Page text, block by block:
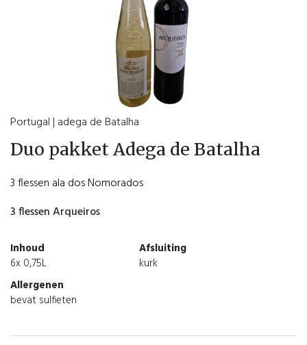
Portugal | adega de Batalha
Duo pakket Adega de Batalha
3 flessen ala dos Nomorados
3 flessen Arqueiros
Inhoud
6x 0,75L
Afsluiting
kurk
Allergenen
bevat sulfieten